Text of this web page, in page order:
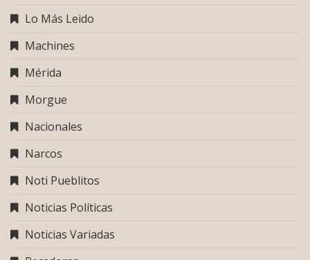
Lo Más Leido
Machines
Mérida
Morgue
Nacionales
Narcos
Noti Pueblitos
Noticias Políticas
Noticias Variadas